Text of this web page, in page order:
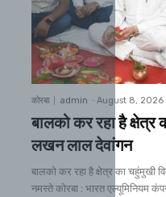
कोरबा admin August 8, 2026
बालको कर रहा है क्षेत्र
लखन लाल देवांगन
बालको कर रहा है क्षेत्र का चहुंमुखी
नमस्ते कोरबा : भारत एल्यूमिनियम